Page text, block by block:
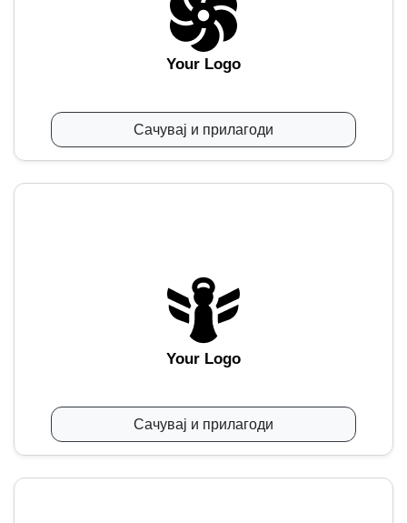
Your Logo
Сачувај и прилагоди
Your Logo
Сачувај и прилагоди